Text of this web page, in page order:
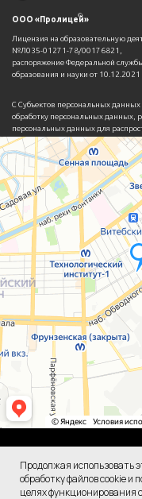
Продолжая использовать
обработку файлов cookie и
целях функционирования
ООО «Пролицей»
©
Лицензия на образовательную
№Л035-01271-78/00176821,
распоряжение Федеральной
образования и науки от
С Субъектов персональных данных
обработку персональных данных,
персональных данных для
Установлено ограничение на
личных фотографий и иных
©